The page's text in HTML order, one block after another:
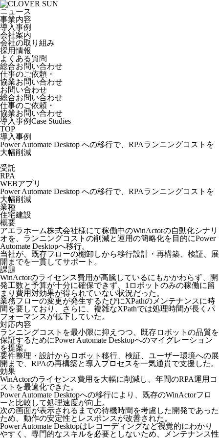
ニュース
事業内容
導入事例
会社案内
会社の取り組み
採用情報
よくある質問
総合お問い合わせ
仕事のご依頼・
協業お問い合わせ
お問い合わせ
総合お問い合わせ
仕事のご依頼・
協業お問い合わせ
導入事例Case Studies
TOP
導入事例
Power Automate Desktop への移行で、RPAランニングコストを
大幅削減
受託
RPA
WEBアプリ
Power Automate Desktop への移行で、RPAランニングコストを
大幅削減
業種
住宅建設
概要
アエラホーム株式会社様にて稼働中のWinActorの自動化シナリ
オを、ランニングコストの削減と運用の簡略化を目的にPower
Automate Desktopへ移行。
当社が、既存フローの棚卸しから移行設計・再構築、検証、展
開までを一貫してサポート。
課題
WinActorのライセンス費用が高騰しているにもかかわらず、開
発工数と予算が十分に確保できず、1ロボットのみの稼働に留
まり費用対効果が得られていない状況だった。
業務フローの変更が発生するたびにXPathのメンテナンスに時
間を要しており、さらに、複雑なXPathでは処理時間が長くパ
フォーマンスが低下していた。
対応内容
ランニングコストを最小限に抑えつつ、既存ロボットの品質を
保証するためにPower Automate Desktopへのマイグレーション
を提案。
要件整理・設計からロボット移行、検証、ユーザー環境への展
開まで、RPAの再構築と導入プロセスを一気通貫で支援した。
効果
WinActorのライセンス費用を大幅に削減し、年間のRPA運用コ
ストを最適化できた。
Power Automate Desktopへの移行により、既存のWinActorフロ
ーと比較して処理速度が向上。
次の画面が表示されるまでの待機時間を考慮した開発であった
ため、動作の安定性とレスポンスが改善された。
Power Automate Desktopはレコーディングなど視覚的にわかり
やすく、専門的なスキルを必要としないため、メンテナンス性